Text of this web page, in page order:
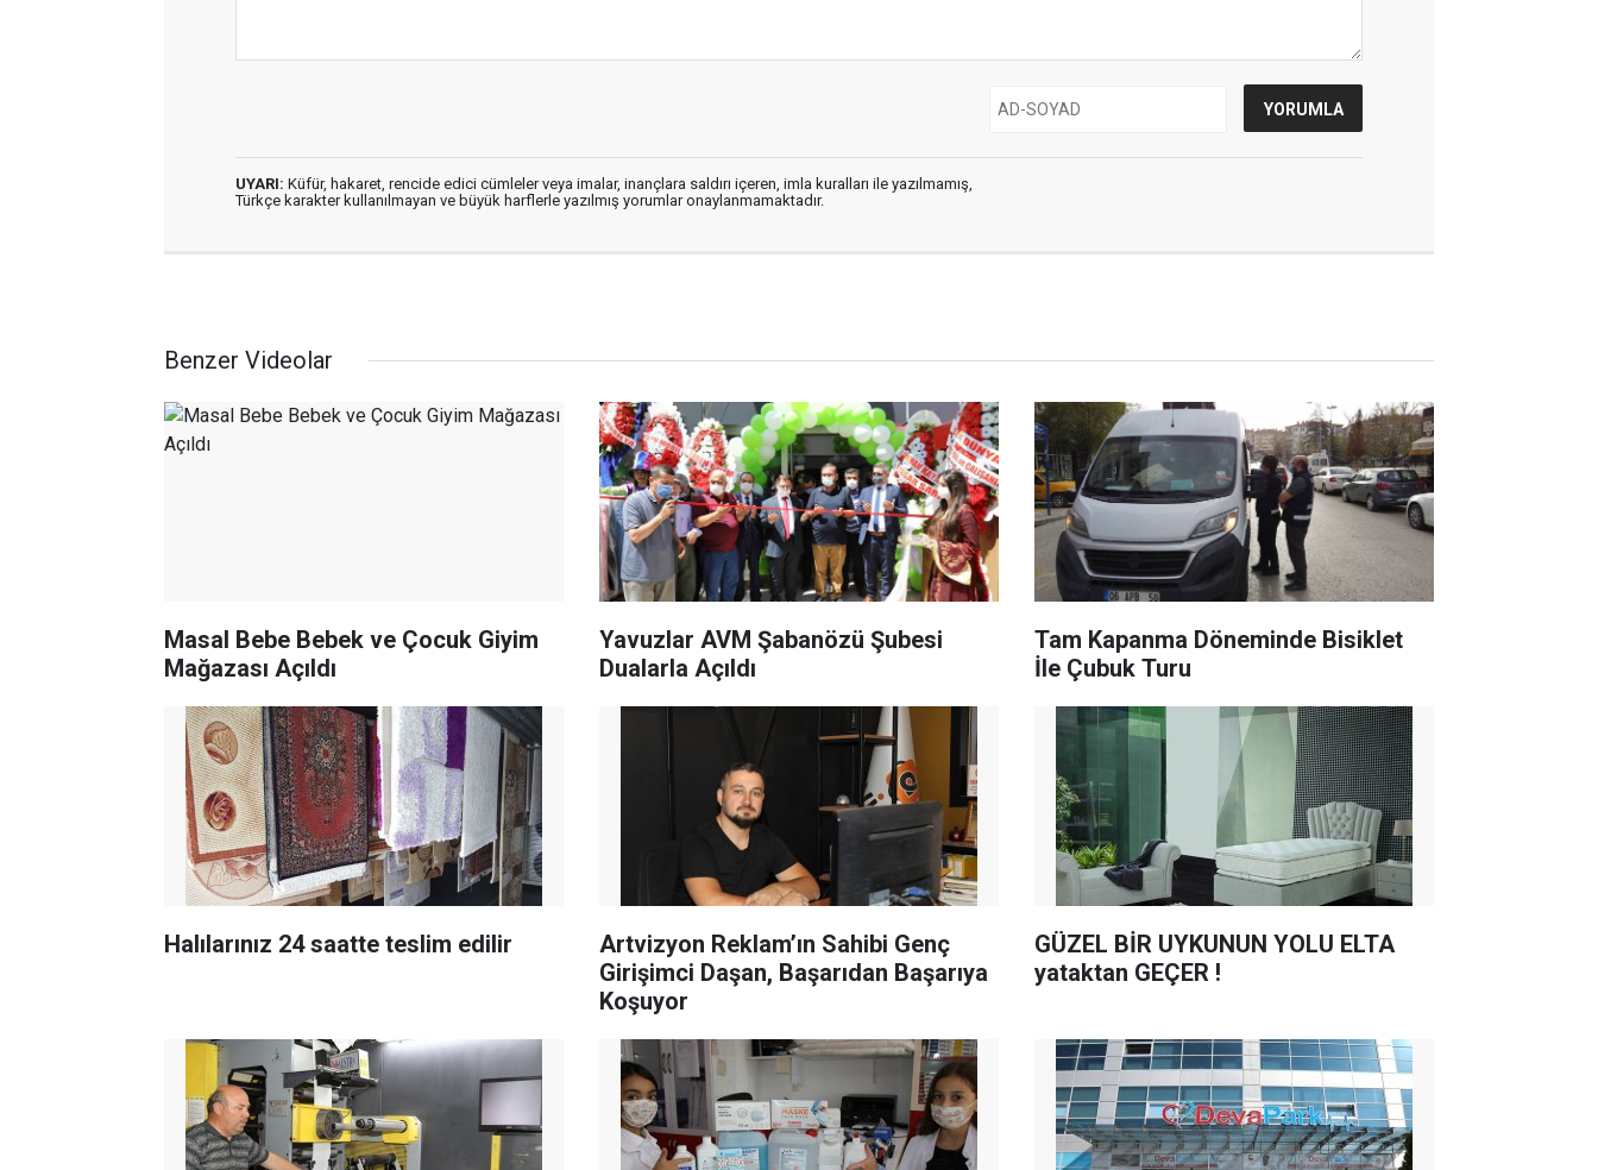
UYARI: Küfür, hakaret, rencide edici cümleler veya imalar, inançlara saldırı içeren, imla kuralları ile yazılmamış,
Türkçe karakter kullanılmayan ve büyük harflerle yazılmış yorumlar onaylanmamaktadır.
Benzer Videolar
Masal Bebe Bebek ve Çocuk Giyim
Mağazası Açıldı
Yavuzlar AVM Şabanözü Şubesi
Dualarla Açıldı
Tam Kapanma Döneminde Bisiklet
İle Çubuk Turu
Halılarınız 24 saatte teslim edilir
Artvizyon Reklam’ın Sahibi Genç
Girişimci Daşan, Başarıdan Başarıya
Koşuyor
GÜZEL BİR UYKUNUN YOLU ELTA
yataktan GEÇER !